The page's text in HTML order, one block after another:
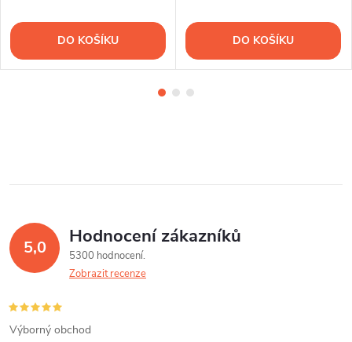
DO KOŠÍKU DO KOŠÍKU
5,0 Hodnocení zákazníků
5300 hodnocení
Zobrazit recenze
Výborný obchod